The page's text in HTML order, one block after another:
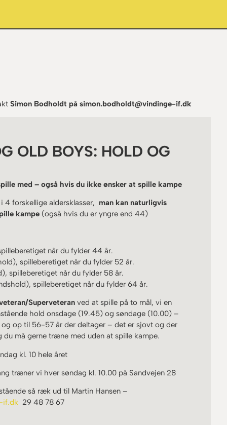
Simon Bodholdt på simon.bodholdt@vindinge-if.dk
OLD BOYS: HOLD OG
med – også hvis du ikke ønsker at spille kampe
4 forskellige aldersklasser, man kan naturligvis
kampe (også hvis du er yngre end 44)
når du fylder 44 år.
spilleberetiget når du fylder 52 år.
spilleberetiget når du fylder 58 år.
spilleberetiget når du fylder 64 år.
Superveteran ved at spille på to mål, vi en
hold onsdage (19.45) og søndage (10.00) –
og op til 56-57 år der deltager – det er sjovt og der
du må gerne træne med uden at spille kampe.
kl. 10 hele året
træner vi hver søndag kl. 10.00 på Sandvejen 28
så ræk ud til Martin Hansen –
if.dk 29 48 78 67